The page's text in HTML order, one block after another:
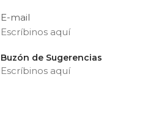
E-mail
Escríbinos aquí
Buzón de Sugerencias
Escríbinos aquí